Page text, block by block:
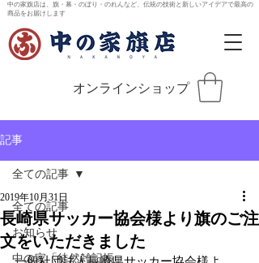
中の家旗店は、旗・幕・のぼり・のれんなど、伝統の技術と新しいアイデアで最高の
商品をお届けします
オンラインショップ
記事
全ての記事
お知らせ
中の家「徒然雑記帳」
全ての記事
長崎県サッカー協会様より旗のご注
文をいただきました
2019年10月31日